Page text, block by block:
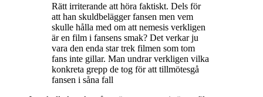
Rätt irriterande att höra faktiskt. Dels för
att han skuldbelägger fansen men vem
skulle hålla med om att nemesis verkligen
är en film i fansens smak? Det verkar ju
vara den enda star trek filmen som tom
fans inte gillar. Man undrar verkligen vilka
konkreta grepp de tog för att tillmötesgå
fansen i såna fall